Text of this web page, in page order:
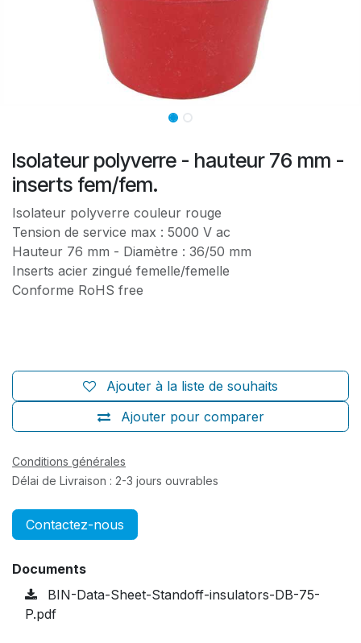
Isolateur polyverre - hauteur 76 mm -
inserts fem/fem.
Isolateur polyverre couleur rouge
Tension de service max : 5000 V ac
Hauteur 76 mm - Diamètre : 36/50 mm
Inserts acier zingué femelle/femelle
Conforme RoHS free
Ajouter pour comparer
Ajouter à la liste de souhaits
Conditions générales
Délai de Livraison : 2-3 jours ouvrables
Contactez-nous
Documents
BIN-Data-Sheet-Standoff-insulators-DB-75-
P.pdf